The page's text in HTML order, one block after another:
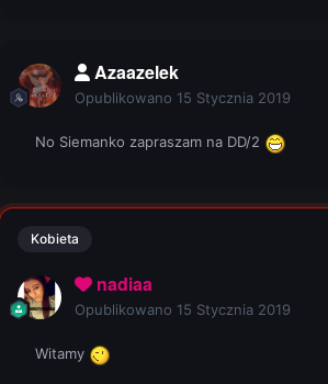
Azaazelek
Opublikowano 15 Stycznia 2019
No Siemanko zapraszam na DD/2
Kobieta
nadiaa
Opublikowano 15 Stycznia 2019
Witamy